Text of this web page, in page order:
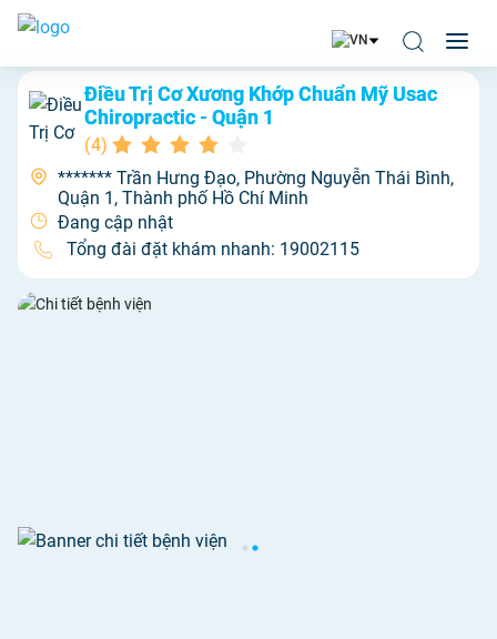
Điều Trị Cơ Xương Khớp Chuẩn Mỹ Usac
Chiropractic - Quận 1
(4)
******* Trần Hưng Đạo, Phường Nguyễn Thái Bình,
Quận 1, Thành phố Hồ Chí Minh
Đang cập nhật
Tổng đài đặt khám nhanh: 19002115